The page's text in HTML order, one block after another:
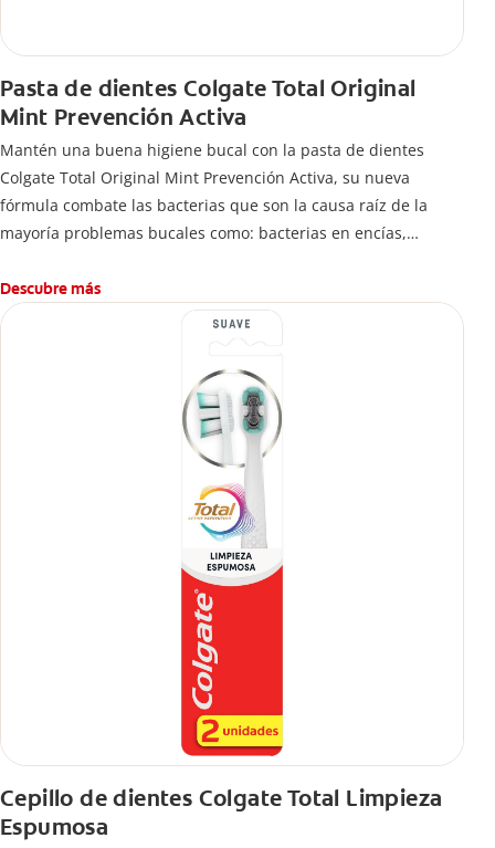
Pasta de dientes Colgate Total Original
Mint Prevención Activa
Mantén una buena higiene bucal con la pasta de dientes
Colgate Total Original Mint Prevención Activa, su nueva
fórmula combate las bacterias que son la causa raíz de la
mayoría problemas bucales como: bacterias en encías,
caries.
Descubre más
Cepillo de dientes Colgate Total Limpieza
Espumosa